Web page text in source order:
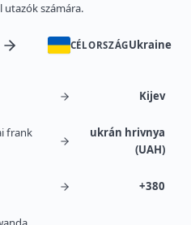
utazók számára.
CÉLORSZÁGUkraine
Kijev
frank
ukrán hrivnya
(UAH)
+380